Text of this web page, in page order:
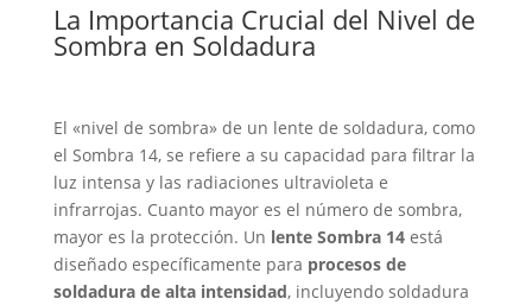
La Importancia Crucial del Nivel de
Sombra en Soldadura
El «nivel de sombra» de un lente de soldadura, como
el Sombra 14, se refiere a su capacidad para filtrar la
luz intensa y las radiaciones ultravioleta e
infrarrojas. Cuanto mayor es el número de sombra,
mayor es la protección. Un lente Sombra 14está
diseñado específicamente para procesos de
soldadura de alta intensidad, incluyendo soldadura